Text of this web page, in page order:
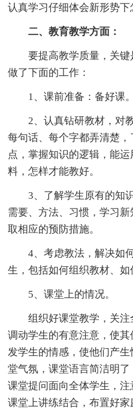
认真学习仔细体会新形势下
二、教育教学方面：
要提高教学质量，关
做了下面的工作：
1、课前准备：备好课。
2、认真钻研教材，对
每句话、每个字都弄清楚
点，掌握知识的逻辑，能
料，怎样才能教好。
3、了解学生原有的知
需要、方法、习惯，学习
取相应的预防措施。
4、考虑教法，解决如
生，包括如何组织教材、如
5、课堂上的情况。
组织好课堂教学，关注
调动学生的有意注意，使
发学生的情感，使他们产
堂气氛，课堂语言简洁明了
课堂提问面向全体学生，注
课堂上讲练结合，布置好